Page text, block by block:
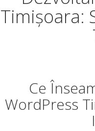
Timișoara:
Ce
WordPress